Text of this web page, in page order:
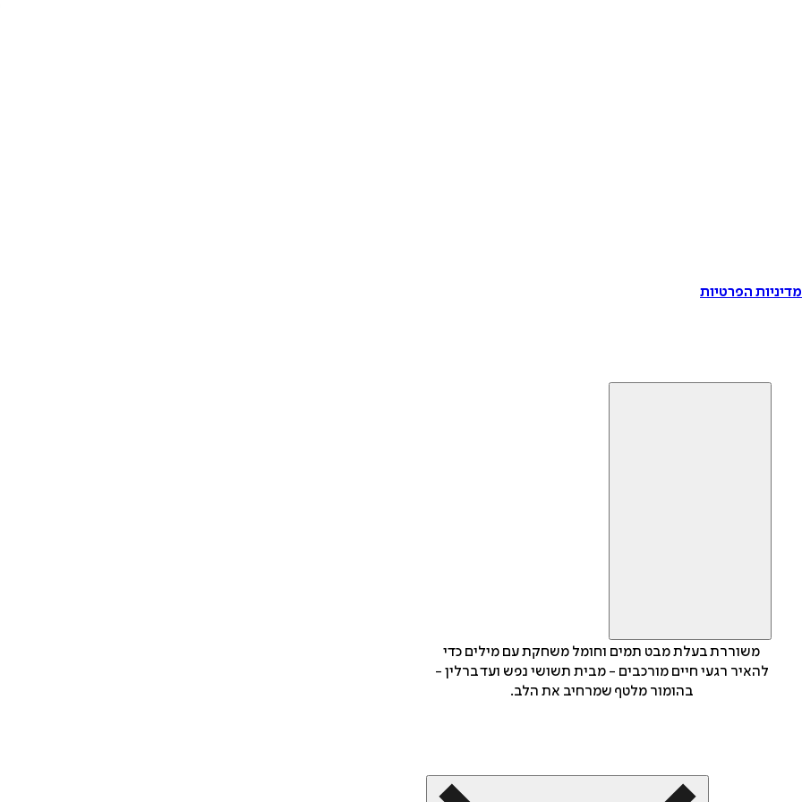
הפרטיות
משוררת בעלת מבט תמים וחומל משחקת עם מילים כדי
להאיר רגעי חיים מורכבים - מבית תשושי נפש ועד ברלין -
בהומור מלטף שמרחיב את הלב.